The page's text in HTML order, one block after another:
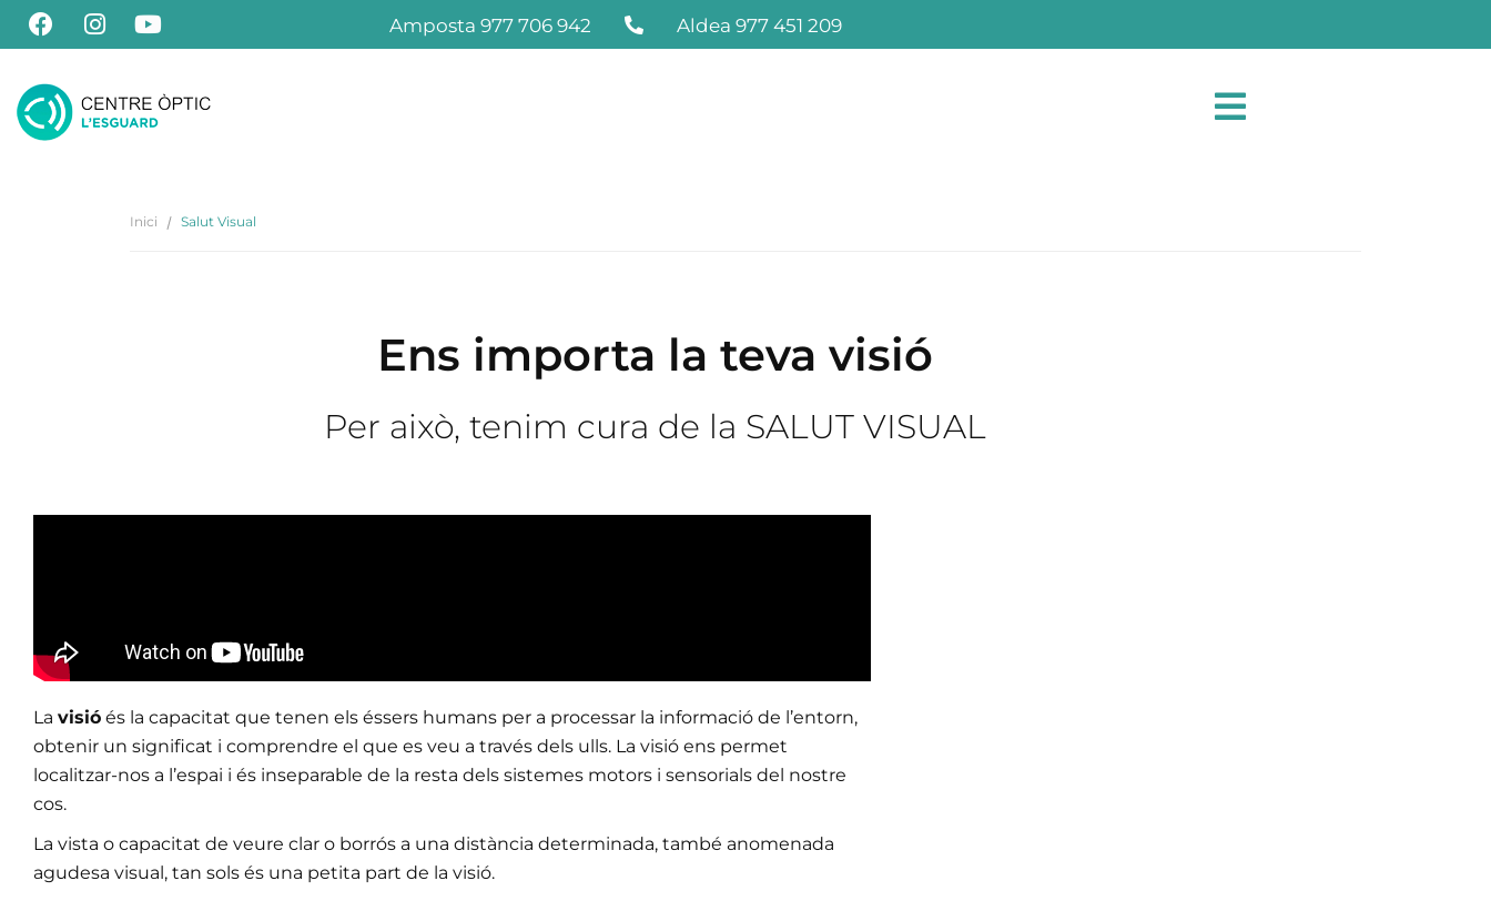
Amposta 977 706 942 Aldea 977 451 209
Inici Salut Visual
Ens importa la teva visió
Per això, tenim cura de la SALUT VISUAL
La visió és la capacitat que tenen els éssers humans per a processar la informació de l’entorn,
obtenir un significat i comprendre el que es veu a través dels ulls. La visió ens permet
localitzar-nos a l’espai i és inseparable de la resta dels sistemes motors i sensorials del nostre
cos.
La vista o capacitat de veure clar o borrós a una distància determinada, també anomenada
agudesa visual, tan sols és una petita part de la visió.